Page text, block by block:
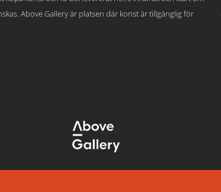
Above Gallery är platsen där konst är tillgänglig för